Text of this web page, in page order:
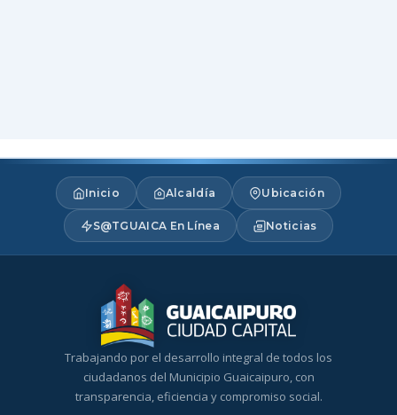
Inicio Alcaldía Ubicación
S@TGUAICA En Línea Noticias
Trabajando por el desarrollo integral de todos los
ciudadanos del Municipio Guaicaipuro, con
transparencia, eficiencia y compromiso social.